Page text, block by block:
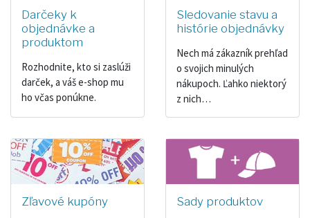
Darčeky k
objednávke a
produktom
Rozhodnite, kto si zaslúži
darček, a váš e-shop mu
ho včas ponúkne.
Sledovanie stavu a
histórie objednávky
Nech má zákazník prehľad
o svojich minulých
nákupoch. Ľahko niektorý
z nich…
Zľavové kupóny Sady produktov